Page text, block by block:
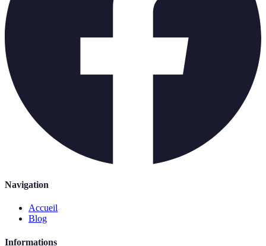
Navigation
Accueil
Blog
Informations